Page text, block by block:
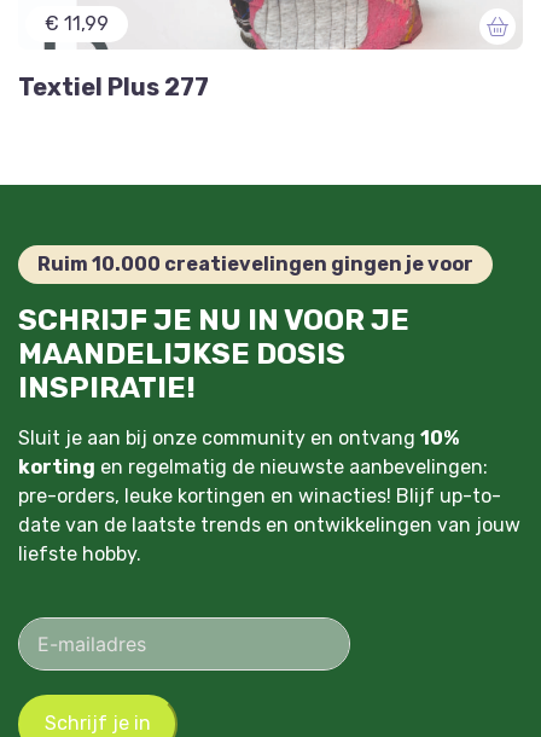
€ 11,99
Textiel Plus 277
Ruim 10.000 creatievelingen gingen je voor
SCHRIJF JE NU IN VOOR JE
MAANDELIJKSE DOSIS
INSPIRATIE!
Sluit je aan bij onze community en ontvang 10%
korting en regelmatig de nieuwste aanbevelingen:
pre-orders, leuke kortingen en winacties! Blijf up-to-
date van de laatste trends en ontwikkelingen van jouw
liefste hobby.
Schrijf je in